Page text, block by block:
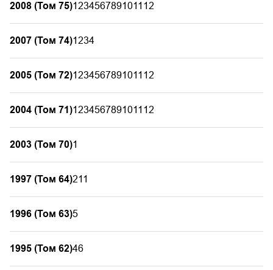
2008 (Том 75)1 234567891011 12
2007 (Том 74)1 234
2005 (Том 72)1 234567891011 12
2004 (Том 71)1 234567891011 12
2003 (Том 70)1
1997 (Том 64)211
1996 (Том 63)5
1995 (Том 62)46